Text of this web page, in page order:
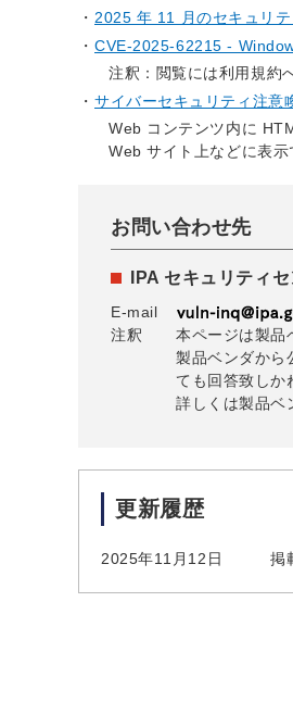
2025 年 11 月のセキュリ
CVE-2025-62215 -
注釈：閲覧には利用規約
サイバーセキュリティ注意
Web コンテンツ内に
Web サイト上などに表示
お問い合わせ先
IPA セキュリティ
E-mail
注釈
本ページは製品
製品ベンダから
ても回答致しか
詳しくは製品ベ
更新履歴
2025年11月12日 掲